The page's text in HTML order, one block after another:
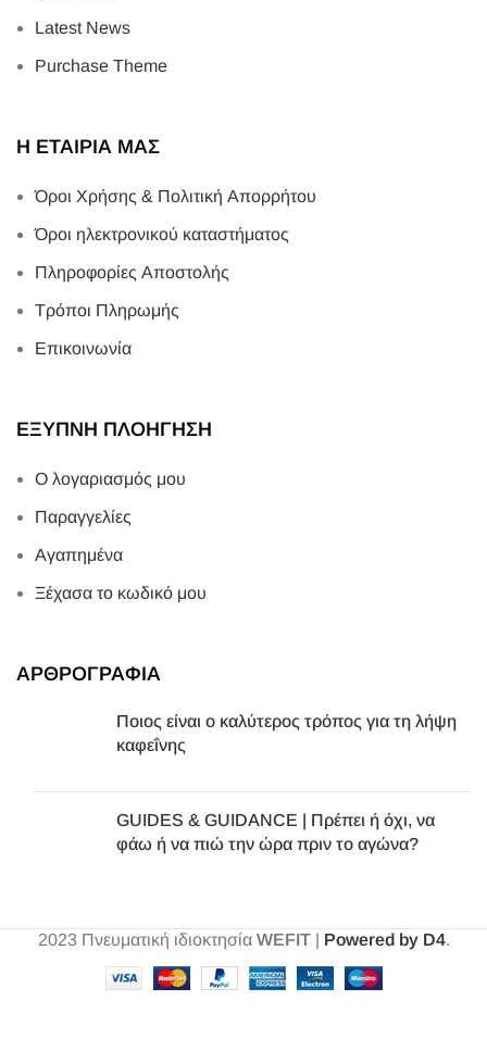
Latest News
Purchase Theme
Η ΕΤΑΙΡΙΑ ΜΑΣ
Όροι Χρήσης & Πολιτική Απορρήτου
Όροι ηλεκτρονικού καταστήματος
Πληροφορίες Αποστολής
Τρόποι Πληρωμής
Επικοινωνία
ΕΞΥΠΝΗ ΠΛΟΗΓΗΣΗ
Ο λογαριασμός μου
Παραγγελίες
Αγαπημένα
Ξέχασα το κωδικό μου
ΑΡΘΡΟΓΡΑΦΙΑ
Ποιος είναι ο καλύτερος τρόπος για τη λήψη
καφεΐνης
GUIDES & GUIDANCE | Πρέπει ή όχι, να
φάω ή να πιώ την ώρα πριν το αγώνα?
2023 Πνευματική ιδιοκτησία WEFIT| Powered by D4.